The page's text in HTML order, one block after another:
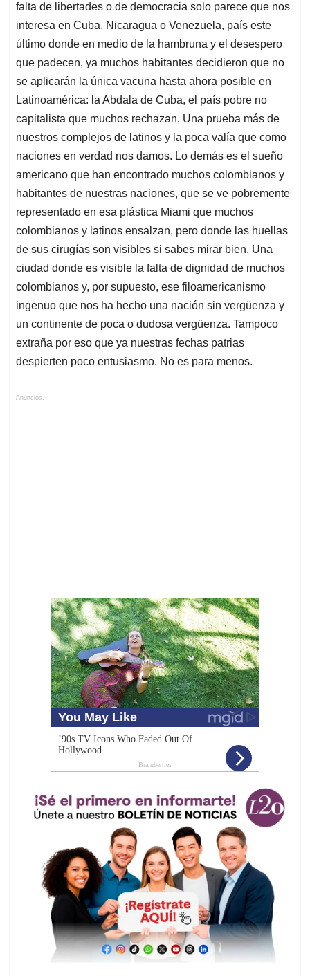
falta de libertades o de democracia solo parece que nos
interesa en Cuba, Nicaragua o Venezuela, país este
último donde en medio de la hambruna y el desespero
que padecen, ya muchos habitantes decidieron que no
se aplicarán la única vacuna hasta ahora posible en
Latinoamérica: la Abdala de Cuba, el país pobre no
capitalista que muchos rechazan. Una prueba más de
nuestros complejos de latinos y la poca valía que como
naciones en verdad nos damos. Lo demás es el sueño
americano que han encontrado muchos colombianos y
habitantes de nuestras naciones, que se ve pobremente
representado en esa plástica Miami que muchos
colombianos y latinos ensalzan, pero donde las huellas
de sus cirugías son visibles si sabes mirar bien. Una
ciudad donde es visible la falta de dignidad de muchos
colombianos y, por supuesto, ese filoamericanismo
ingenuo que nos ha hecho una nación sin vergüenza y
un continente de poca o dudosa vergüenza. Tampoco
extraña por eso que ya nuestras fechas patrias
despierten poco entusiasmo. No es para menos.
Anuncios.